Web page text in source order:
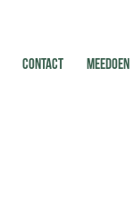
CONTACT MEEDOEN